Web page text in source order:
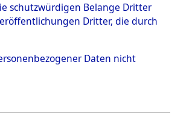
schutzwürdigen Belange Dritter
Dritter, die durch
Daten nicht